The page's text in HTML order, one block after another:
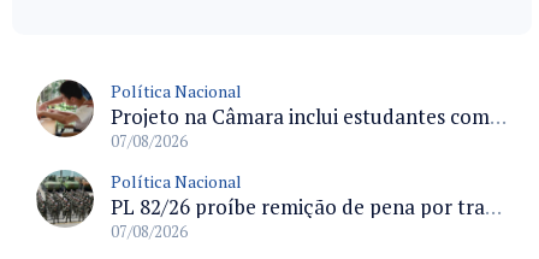
Política Nacional
Projeto na Câmara inclui estudantes com deficiência no regime escolar especial da LDB e estabelece critérios para frequência
07/08/2026
Política Nacional
PL 82/26 proíbe remição de pena por trabalho em funções militares para condenados por crimes contra o Estado Democrático de Direito
07/08/2026